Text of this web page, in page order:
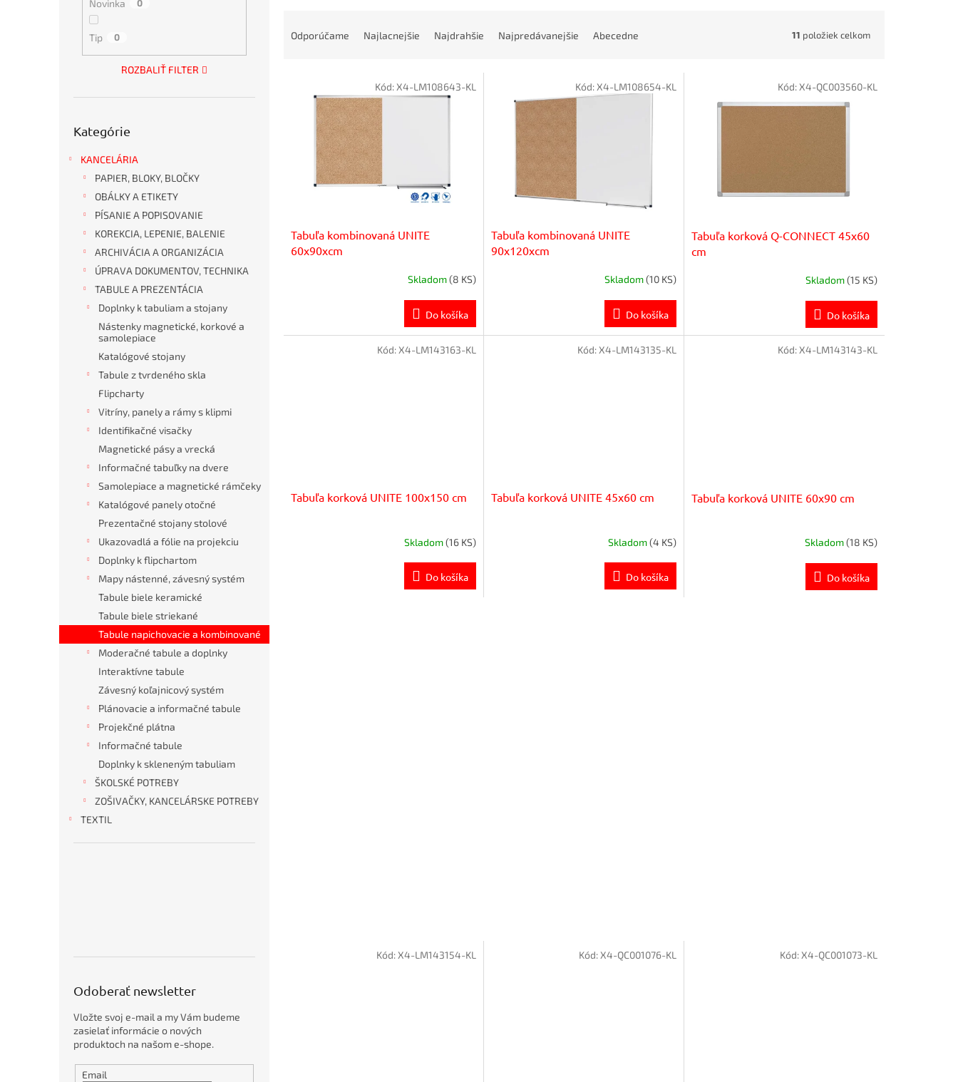
Novinka 0
Tip 0
ROZBALIŤ FILTER
kategórie
Kategórie
KANCELÁRIA
PAPIER, BLOKY, BLOČKY
OBÁLKY A ETIKETY
PÍSANIE A POPISOVANIE
KOREKCIA, LEPENIE, BALENIE
ARCHIVÁCIA A ORGANIZÁCIA
ÚPRAVA DOKUMENTOV, TECHNIKA
TABULE A PREZENTÁCIA
Doplnky k tabuliam a stojany
Nástenky magnetické, korkové a
samolepiace
Katalógové stojany
Tabule z tvrdeného skla
Flipcharty
Vitríny, panely a rámy s klipmi
Identifikačné visačky
Magnetické pásy a vrecká
Informačné tabuľky na dvere
Samolepiace a magnetické rámčeky
Katalógové panely otočné
Prezentačné stojany stolové
Ukazovadlá a fólie na projekciu
Doplnky k flipchartom
Mapy nástenné, závesný systém
Tabule biele keramické
Tabule biele striekané
Tabule napichovacie a kombinované
Moderačné tabule a doplnky
Interaktívne tabule
Závesný koľajnicový systém
Plánovacie a informačné tabule
Projekčné plátna
Informačné tabule
Doplnky k skleneným tabuliam
ŠKOLSKÉ POTREBY
ZOŠIVAČKY, KANCELÁRSKE POTREBY
KANCELÁRSKE
HYGIENA
DROGÉRIA
OBČERSTVENIE
OBALOVÝ
TONERY
OCHRANNÉ
POMÔCKY
TEXTIL
o
u
k
t
o
v
Obálky
Odoberať newsletter
Vložte svoj e-mail a my Vám budeme
zasielať informácie o nových
produktoch na našom e-shope.
Email
o
Odporúčame Najlacnejšie Najdrahšie Najpredávanejšie Abecedne 11 položiek celkom
Tabuľa kombinovaná UNITE
60x90xcm
Skladom(8 KS)
Do košíka
Kód:X4-LM108643-KL
Tabuľa kombinovaná UNITE
90x120xcm
Skladom(10 KS)
Do košíka
Kód:X4-LM108654-KL
Tabuľa korková Q-CONNECT 45x60
cm
Skladom(15 KS)
Do košíka
Kód:X4-QC003560-KL
Tabuľa korková UNITE 100x150 cm
Skladom(16 KS)
Do košíka
Kód:X4-LM143163-KL
Tabuľa korková UNITE 45x60 cm
Skladom(4 KS)
Do košíka
Kód:X4-LM143135-KL
Tabuľa korková UNITE 60x90 cm
Skladom(18 KS)
Do košíka
Kód:X4-LM143143-KL
Kód:X4-LM143154-KL Kód:X4-QC001076-KL Kód:X4-QC001073-KL